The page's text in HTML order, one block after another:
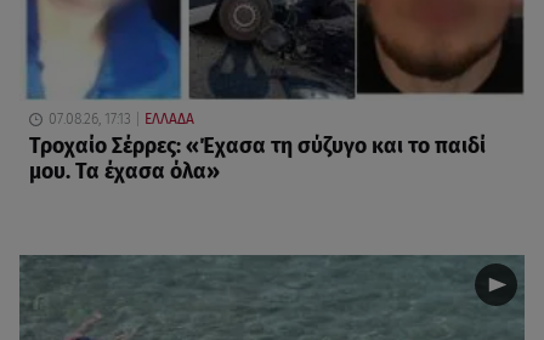
07.08.26, 17:13 ΕΛΛΑΔΑ
Τροχαίο Σέρρες: «Έχασα τη σύζυγο και το παιδί
μου. Τα έχασα όλα»